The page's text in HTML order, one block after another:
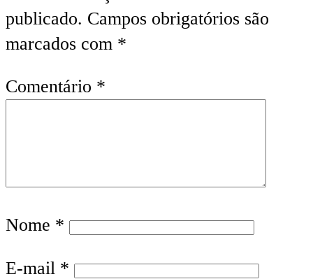
publicado. Campos obrigatórios são
marcados com *
Comentário *
Nome *
E-mail *